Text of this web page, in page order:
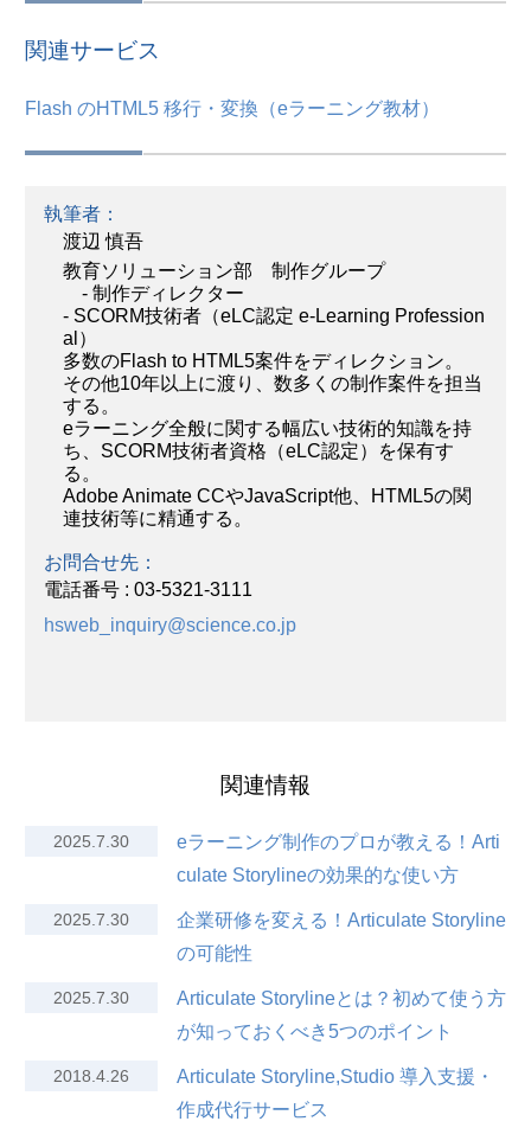
関連サービス
Flash のHTML5 移行・変換（eラーニング教材）
執筆者：
渡辺 慎吾
教育ソリューション部 制作グループ
- 制作ディレクター
- SCORM技術者（eLC認定 e-Learning Profession
al）
多数のFlash to HTML5案件をディレクション。
その他10年以上に渡り、数多くの制作案件を担当
する。
eラーニング全般に関する幅広い技術的知識を持
ち、SCORM技術者資格（eLC認定）を保有す
る。
Adobe Animate CCやJavaScript他、HTML5の関
連技術等に精通する。
お問合せ先：
電話番号 : 03-5321-3111
hsweb_inquiry@science.co.jp
関連情報
2025.7.30
eラーニング制作のプロが教える！Arti
culate Storylineの効果的な使い方
2025.7.30
企業研修を変える！Articulate Storyline
の可能性
2025.7.30
Articulate Storylineとは？初めて使う方
が知っておくべき5つのポイント
2018.4.26
Articulate Storyline,Studio 導入支援・
作成代行サービス